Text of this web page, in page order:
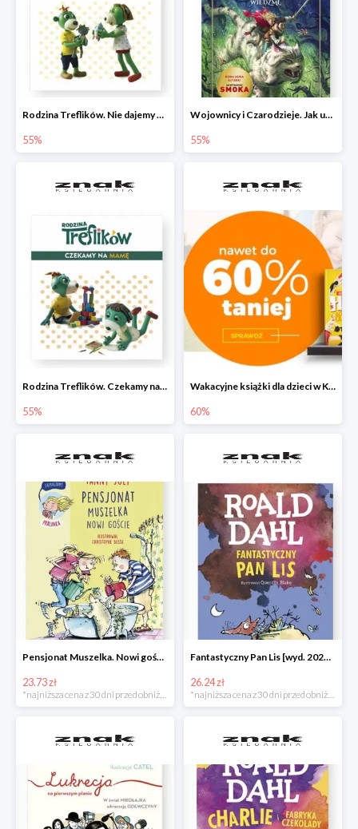
Rodzina Treflików. Nie dajemy się nudzie!
55%
Wojownicy i Czarodzieje. Jak upolować wiedźmę
55%
Rodzina Treflików. Czekamy na mamę
55%
Wakacyjne książki dla dzieci w Księgarni Znak do -60%
60%
Pensjonat Muszelka. Nowi goście Fanny Joly -32%
23.73 zł
*najniższa cena z 30 dni przed obniżką
Fantastyczny Pan Lis [wyd. 2020] Roald Dahl -25%
26.24 zł
*najniższa cena z 30 dni przed obniżką